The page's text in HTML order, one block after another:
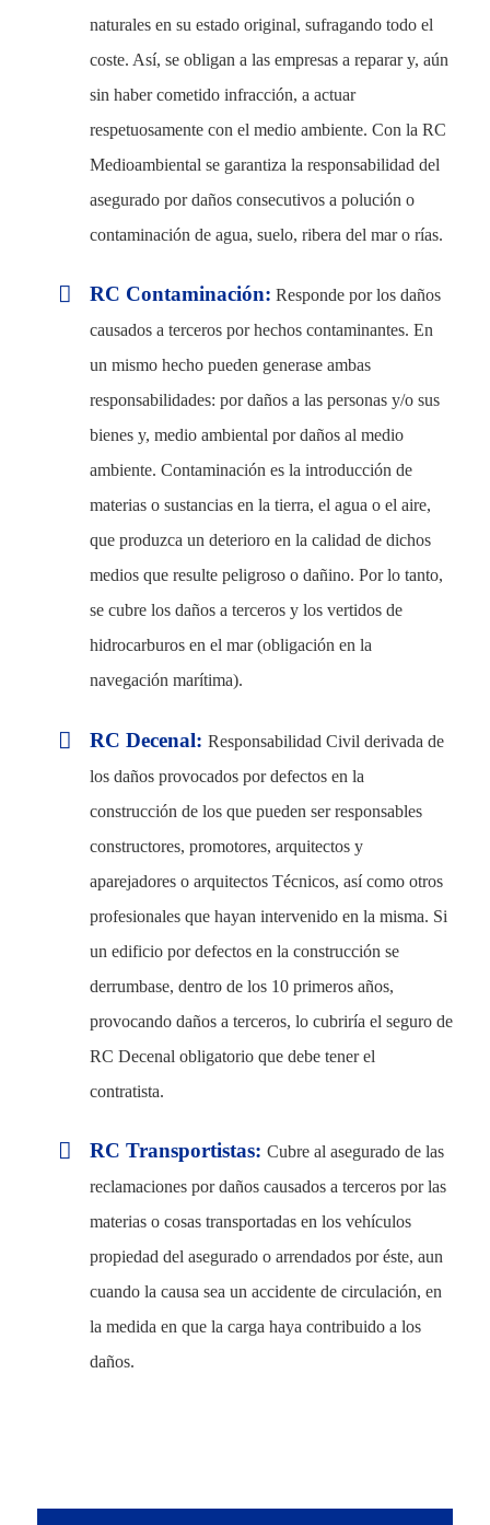
naturales en su estado original, sufragando todo el
coste. Así, se obligan a las empresas a reparar y, aún
sin haber cometido infracción, a actuar
respetuosamente con el medio ambiente. Con la RC
Medioambiental se garantiza la responsabilidad del
asegurado por daños consecutivos a polución o
contaminación de agua, suelo, ribera del mar o rías.
RC Contaminación: Responde por los daños
causados a terceros por hechos contaminantes. En
un mismo hecho pueden generase ambas
responsabilidades: por daños a las personas y/o sus
bienes y, medio ambiental por daños al medio
ambiente. Contaminación es la introducción de
materias o sustancias en la tierra, el agua o el aire,
que produzca un deterioro en la calidad de dichos
medios que resulte peligroso o dañino. Por lo tanto,
se cubre los daños a terceros y los vertidos de
hidrocarburos en el mar (obligación en la
navegación marítima).
RC Decenal: Responsabilidad Civil derivada de
los daños provocados por defectos en la
construcción de los que pueden ser responsables
constructores, promotores, arquitectos y
aparejadores o arquitectos Técnicos, así como otros
profesionales que hayan intervenido en la misma. Si
un edificio por defectos en la construcción se
derrumbase, dentro de los 10 primeros años,
provocando daños a terceros, lo cubriría el seguro de
RC Decenal obligatorio que debe tener el
contratista.
RC Transportistas: Cubre al asegurado de las
reclamaciones por daños causados a terceros por las
materias o cosas transportadas en los vehículos
propiedad del asegurado o arrendados por éste, aun
cuando la causa sea un accidente de circulación, en
la medida en que la carga haya contribuido a los
daños.
Otros Seguros
FAQs
Noticias
Contacto
Privacidad
RU
CK SEGUR
C/ Mayor 4, Planta 4º 9
28013 Madrid